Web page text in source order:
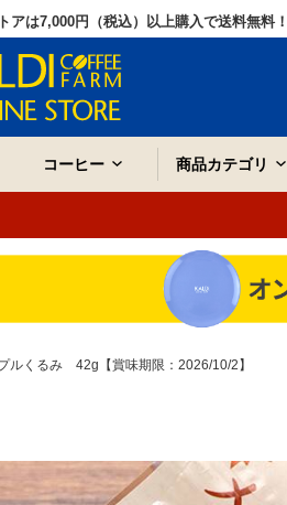
アは7,000円（税込）以上購入で送料無料！
コーヒー 商品カテゴリ
ルくるみ 42g【賞味期限：2026/10/2】